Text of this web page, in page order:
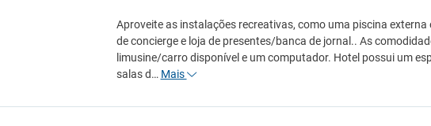
Aproveite as instalações recreativas, como uma piscina
de concierge e loja de presentes/banca de jornal.. As
limusine/carro disponível e um computador. Hotel possui um
salas d… Mais